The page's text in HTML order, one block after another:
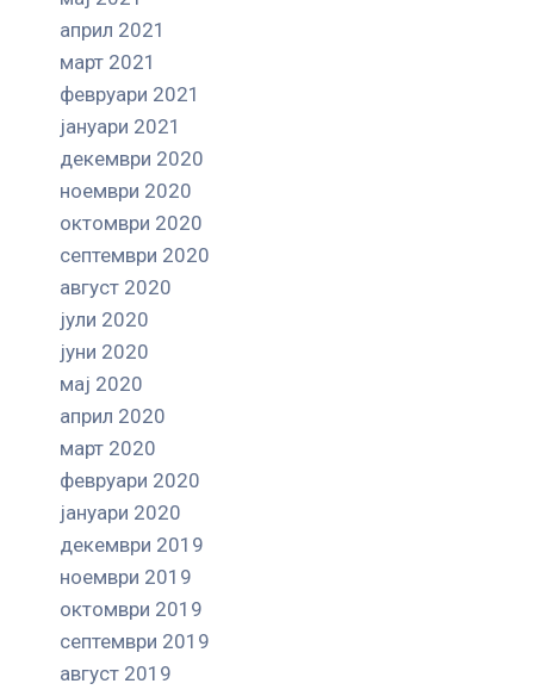
април 2021
март 2021
февруари 2021
јануари 2021
декември 2020
ноември 2020
октомври 2020
септември 2020
август 2020
јули 2020
јуни 2020
мај 2020
април 2020
март 2020
февруари 2020
јануари 2020
декември 2019
ноември 2019
октомври 2019
септември 2019
август 2019